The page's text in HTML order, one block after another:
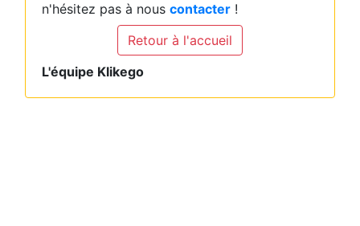
n'hésitez pas à nous contacter !
Retour à l'accueil
L'équipe Klikego